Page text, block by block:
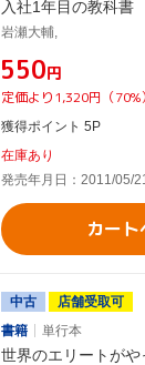
入社1年目の教科書
岩瀬大輔,
¥550円
定価より1,320円（70%
獲得ポイント 5P
在庫あり
発売年月日：2011/05/21
カート
中古
店舗受取可
書籍
単行本
世界のエリートが